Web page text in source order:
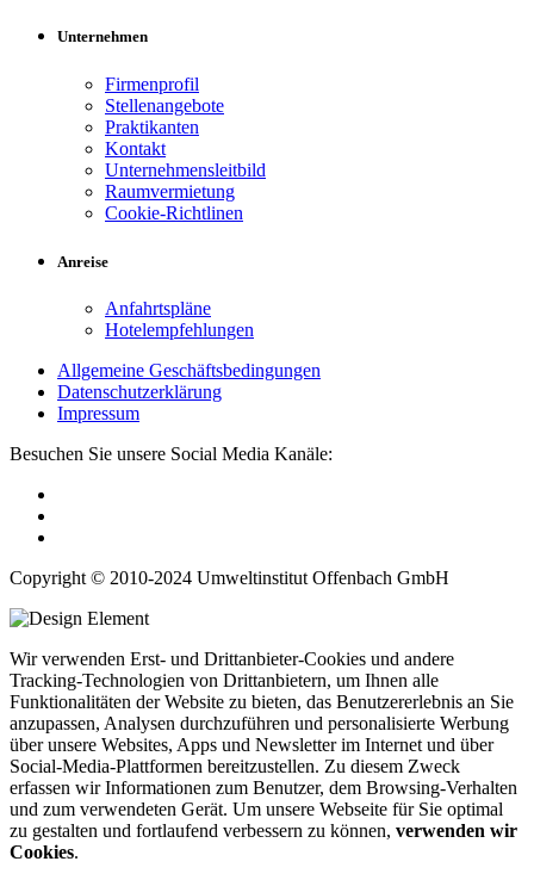
Unternehmen
Firmenprofil
Stellenangebote
Praktikanten
Kontakt
Unternehmensleitbild
Raumvermietung
Cookie-Richtlinen
Anreise
Anfahrtspläne
Hotelempfehlungen
Allgemeine Geschäftsbedingungen
Datenschutzerklärung
Impressum
Besuchen Sie unsere Social Media Kanäle:
Copyright © 2010-2024 Umweltinstitut Offenbach GmbH
Wir verwenden Erst- und Drittanbieter-Cookies und andere
Tracking-Technologien von Drittanbietern, um Ihnen alle
Funktionalitäten der Website zu bieten, das Benutzererlebnis an Sie
anzupassen, Analysen durchzuführen und personalisierte Werbung
über unsere Websites, Apps und Newsletter im Internet und über
Social-Media-Plattformen bereitzustellen. Zu diesem Zweck
erfassen wir Informationen zum Benutzer, dem Browsing-Verhalten
und zum verwendeten Gerät. Um unsere Webseite für Sie optimal
zu gestalten und fortlaufend verbessern zu können, verwenden wir
Cookies.